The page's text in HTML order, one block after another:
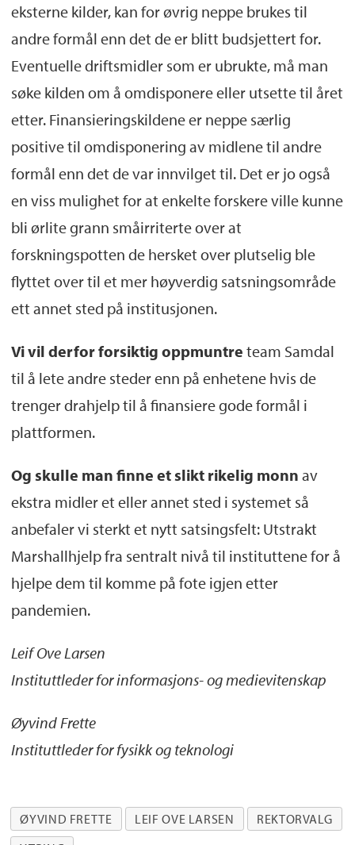
eksterne kilder, kan for øvrig neppe brukes til
andre formål enn det de er blitt budsjettert for.
Eventuelle driftsmidler som er ubrukte, må man
søke kilden om å omdisponere eller utsette til året
etter. Finansieringskildene er neppe særlig
positive til omdisponering av midlene til andre
formål enn det de var innvilget til. Det er jo også
en viss mulighet for at enkelte forskere ville kunne
bli ørlite grann småirriterte over at
forskningspotten de hersket over plutselig ble
flyttet over til et mer høyverdig satsningsområde
ett annet sted på institusjonen.
Vi vil derfor forsiktig oppmuntre team Samdal
til å lete andre steder enn på enhetene hvis de
trenger drahjelp til å finansiere gode formål i
plattformen.
Og skulle man finne et slikt rikelig monn av
ekstra midler et eller annet sted i systemet så
anbefaler vi sterkt et nytt satsingsfelt: Utstrakt
Marshallhjelp fra sentralt nivå til instituttene for å
hjelpe dem til komme på fote igjen etter
pandemien.
Leif Ove Larsen
Instituttleder for informasjons- og medievitenskap
Øyvind Frette
Instituttleder for fysikk og teknologi
ØYVIND FRETTE LEIF OVE LARSEN
REKTORVALG